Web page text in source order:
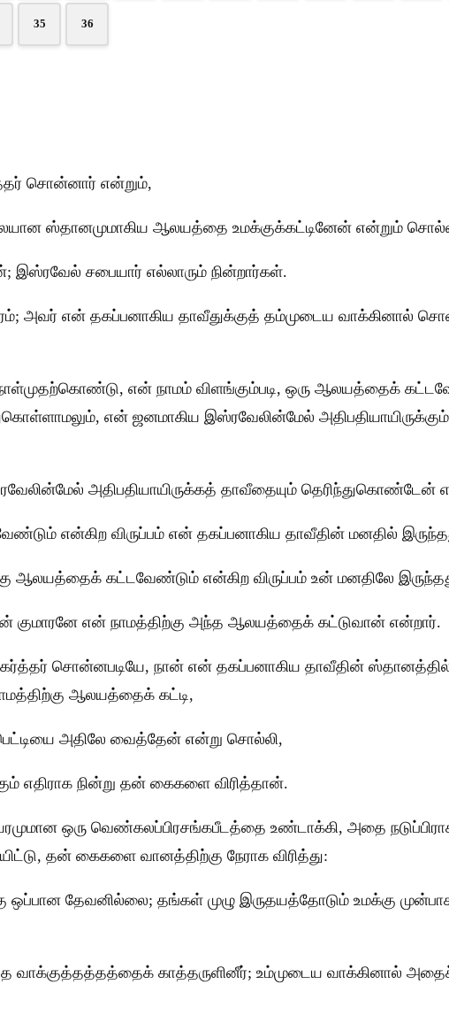
35 36
சொன்னார் என்றும்,
ஸ்தானமுமாகிய ஆலயத்தை உமக்குக்கட்டினேன் என்றும்
இஸ்ரவேல் சபையார் எல்லாரும் நின்றார்கள்.
அவர் என் தகப்பனாகிய தாவீதுக்குத் தம்முடைய வாக்கினால்
என் நாமம் விளங்கும்படி, ஒரு ஆலயத்தைக்
என் ஜனமாகிய இஸ்ரவேலின்மேல்
அதிபதியாயிருக்கத் தாவீதையும் தெரிந்துகொண்டேன்
என்கிற விருப்பம் என் தகப்பனாகிய தாவீதின் மனதில்
கட்டவேண்டும் என்கிற விருப்பம் உன் மனதிலே
குமாரனே என் நாமத்திற்கு அந்த ஆலயத்தைக் கட்டுவான் என்றார்.
சொன்னபடியே, நான் என் தகப்பனாகிய தாவீதின் ஸ்தானத்தில்
ஆலயத்தைக் கட்டி,
அதிலே வைத்தேன் என்று சொல்லி,
எதிராக நின்று தன் கைகளை விரித்தான்.
ஒரு வெண்கலப்பிரசங்கபீடத்தை உண்டாக்கி, அதை
தன் கைகளை வானத்திற்கு நேராக விரித்து:
தேவனில்லை; தங்கள் முழு இருதயத்தோடும் உமக்கு முன்பாக
வாக்குத்தத்தத்தைக் காத்தருளினீர்; உம்முடைய வாக்கினால்